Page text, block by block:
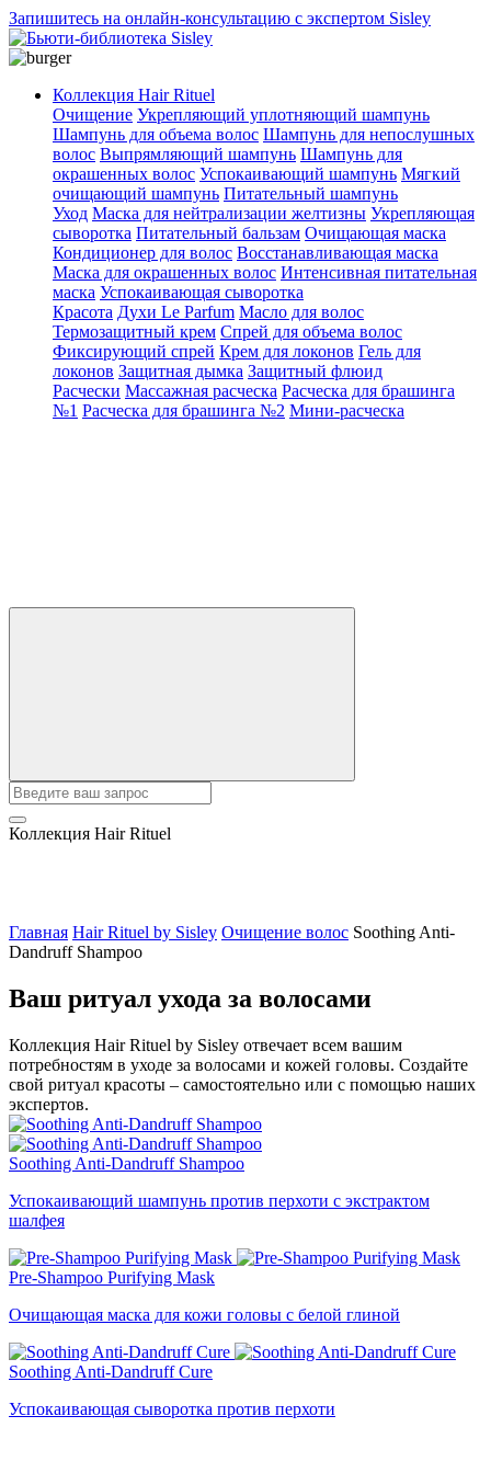
Запишитесь на онлайн-консультацию с экспертом Sisley
Коллекция Hair Rituel
Очищение Укрепляющий уплотняющий шампунь
Шампунь для объема волос Шампунь для непослушных
волос Выпрямляющий шампунь Шампунь для
окрашенных волос Успокаивающий шампунь Мягкий
очищающий шампунь Питательный шампунь
Уход Маска для нейтрализации желтизны Укрепляющая
сыворотка Питательный бальзам Очищающая маска
Кондиционер для волос Восстанавливающая маска
Маска для окрашенных волос Интенсивная питательная
маска Успокаивающая сыворотка
Красота Духи Le Parfum Масло для волос
Термозащитный крем Спрей для объема волос
Фиксирующий спрей Крем для локонов Гель для
локонов Защитная дымка Защитный флюид
Расчески Массажная расческа Расческа для брашинга
№1 Расческа для брашинга №2 Мини-расческа
Коллекция Hair Rituel
Главная Hair Rituel by Sisley Очищение волос Soothing Anti-
Dandruff Shampoo
Ваш ритуал ухода за волосами
Коллекция Hair Rituel by Sisley отвечает всем вашим
потребностям в уходе за волосами и кожей головы. Создайте
свой ритуал красоты – самостоятельно или с помощью наших
экспертов.
Soothing Anti-Dandruff Shampoo
Успокаивающий шампунь против перхоти с экстрактом
шалфея
Pre-Shampoo Purifying Mask
Очищающая маска для кожи головы с белой глиной
Soothing Anti-Dandruff Cure
Успокаивающая сыворотка против перхоти